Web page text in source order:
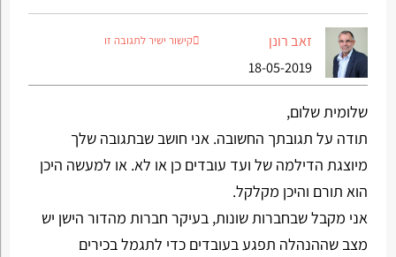
זאב רונן
18-05-2019
קישור ישיר לתגובה זו
שלומית שלום,
תודה על תגובתך החשובה. אני חושב שבתגובה שלך
מיוצגת הדילמה של ועד עובדים כן או לא. או למעשה היכן
הוא תורם והיכן מקלקל.
אני מקבל שבחברות שונות, בעיקר חברות מהדור הישן יש
מצב שההנהלה תפגע בעובדים כדי לתגמל בכירים